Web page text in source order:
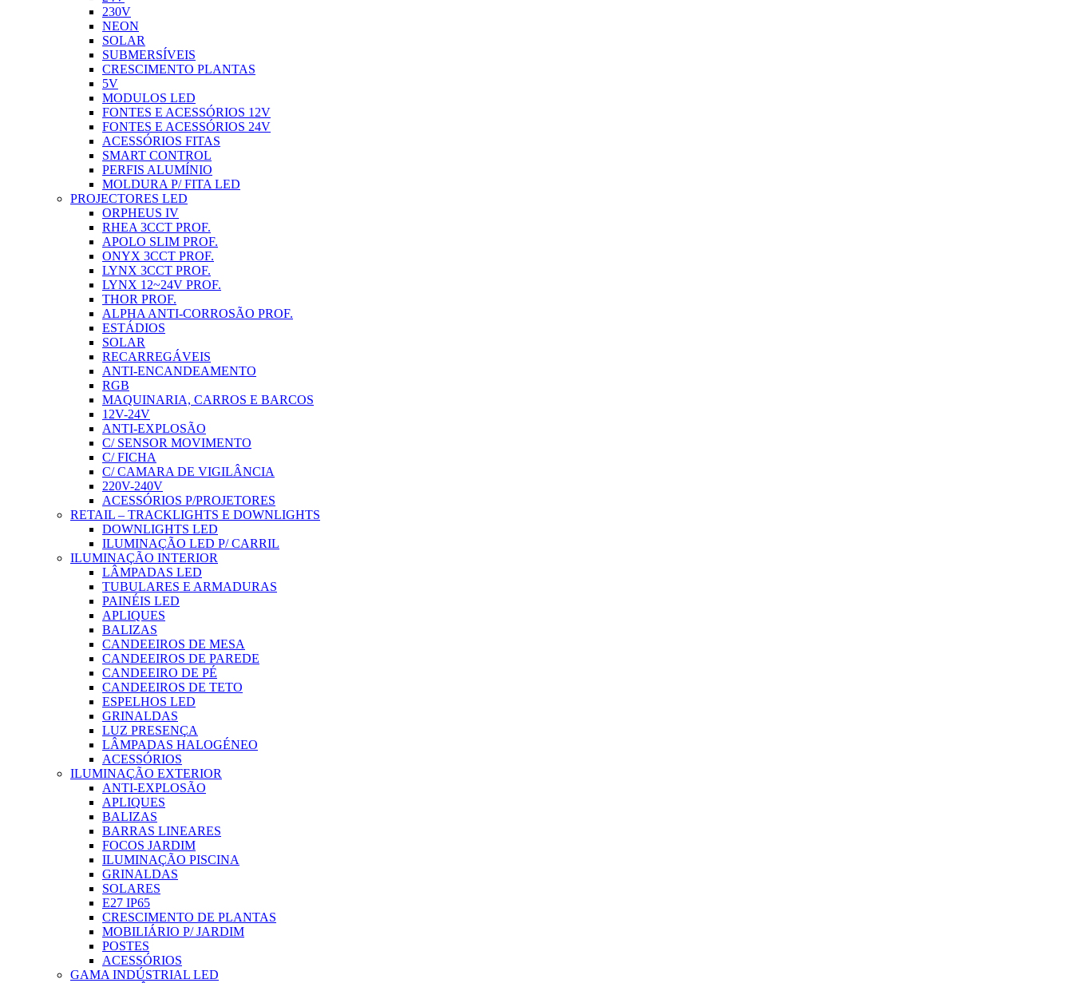
230V
NEON
SOLAR
SUBMERSÍVEIS
CRESCIMENTO PLANTAS
5V
MODULOS LED
FONTES E ACESSÓRIOS 12V
FONTES E ACESSÓRIOS 24V
ACESSÓRIOS FITAS
SMART CONTROL
PERFIS ALUMÍNIO
MOLDURA P/ FITA LED
PROJECTORES LED
ORPHEUS IV
RHEA 3CCT PROF.
APOLO SLIM PROF.
ONYX 3CCT PROF.
LYNX 3CCT PROF.
LYNX 12~24V PROF.
THOR PROF.
ALPHA ANTI-CORROSÃO PROF.
ESTÁDIOS
SOLAR
RECARREGÁVEIS
ANTI-ENCANDEAMENTO
RGB
MAQUINARIA, CARROS E BARCOS
12V-24V
ANTI-EXPLOSÃO
C/ SENSOR MOVIMENTO
C/ FICHA
C/ CAMARA DE VIGILÂNCIA
220V-240V
ACESSÓRIOS P/PROJETORES
RETAIL – TRACKLIGHTS E DOWNLIGHTS
DOWNLIGHTS LED
ILUMINAÇÃO LED P/ CARRIL
ILUMINAÇÃO INTERIOR
LÂMPADAS LED
TUBULARES E ARMADURAS
PAINÉIS LED
APLIQUES
BALIZAS
CANDEEIROS DE MESA
CANDEEIROS DE PAREDE
CANDEEIRO DE PÉ
CANDEEIROS DE TETO
ESPELHOS LED
GRINALDAS
LUZ PRESENÇA
LÂMPADAS HALOGÉNEO
ACESSÓRIOS
ILUMINAÇÃO EXTERIOR
ANTI-EXPLOSÃO
APLIQUES
BALIZAS
BARRAS LINEARES
FOCOS JARDIM
ILUMINAÇÃO PISCINA
GRINALDAS
SOLARES
E27 IP65
CRESCIMENTO DE PLANTAS
MOBILIÁRIO P/ JARDIM
POSTES
ACESSÓRIOS
GAMA INDÚSTRIAL LED